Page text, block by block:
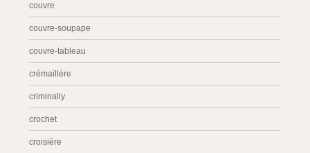
couvre
couvre-soupape
couvre-tableau
crémaillère
criminally
crochet
croisière